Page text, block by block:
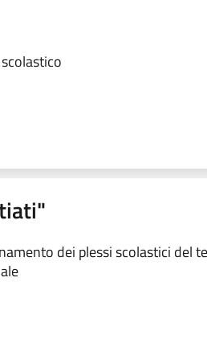
dei plessi scolastici del